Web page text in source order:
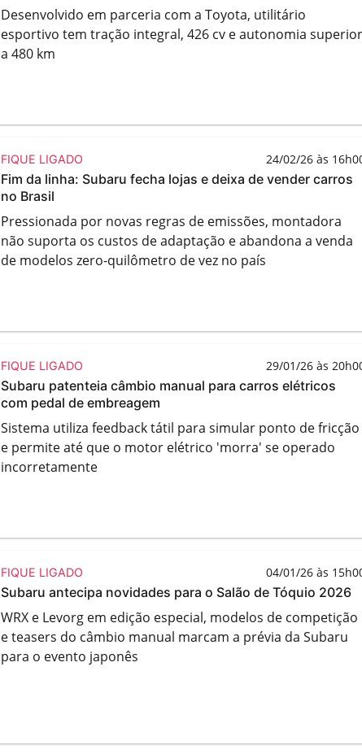
Desenvolvido em parceria com a Toyota, utilitário
esportivo tem tração integral, 426 cv e autonomia superior
a 480 km
FIQUE LIGADO 24/02/26 às
Fim da linha: Subaru fecha lojas e deixa de vender carros
no Brasil
Pressionada por novas regras de emissões, montadora
não suporta os custos de adaptação e abandona a venda
de modelos zero-quilômetro de vez no país
FIQUE LIGADO 29/01/26 às
Subaru patenteia câmbio manual para carros elétricos
com pedal de embreagem
Sistema utiliza feedback tátil para simular ponto de fricção
e permite até que o motor elétrico 'morra' se operado
incorretamente
FIQUE LIGADO 04/01/26 às
Subaru antecipa novidades para o Salão de Tóquio 2026
WRX e Levorg em edição especial, modelos de competição
e teasers do câmbio manual marcam a prévia da Subaru
para o evento japonês